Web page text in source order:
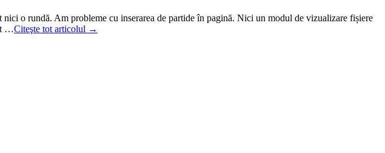
o rundă. Am probleme cu inserarea de partide în pagină. Nici un modul de vizualizare fișiere
…Citeşte tot articolul →